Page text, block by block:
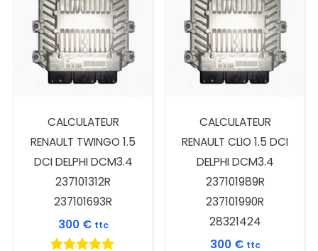
CALCULATEUR
RENAULT TWINGO 1.5
DCI DELPHI DCM3.4
237101312R
237101693R
300 € ttc
CALCULATEUR
RENAULT CLIO 1.5 DCI
DELPHI DCM3.4
237101989R
237101990R
28321424
300 € ttc